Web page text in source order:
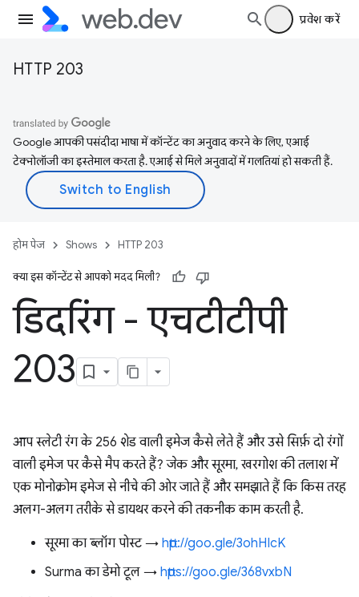
प्रवेश करें
HTTP 203
Google आपकी पसंदीदा भाषा में कॉन्टेंट का अनुवाद करने के लिए, एआई
टेक्नोलॉजी का इस्तेमाल करता है. एआई से मिले अनुवादों में गलतियां हो सकती हैं.
होम पेज Shows HTTP 203
क्या इस कॉन्टेंट से आपको मदद मिली?
डिदरिंग - एचटीटीपी
203
आप स्लेटी रंग के 256 शेड वाली इमेज कैसे लेते हैं और उसे सिर्फ़ दो रंगों
वाली इमेज पर कैसे मैप करते हैं? जेक और सूरमा, खरगोश की तलाश में
एक मोनोक्रोम इमेज से नीचे की ओर जाते हैं और समझाते हैं कि किस तरह
अलग-अलग तरीके से डायथर करने की तकनीक काम करती है.
सूरमा का ब्लॉग पोस्ट → http://goo.gle/3ohHIcK
Surma का डेमो टूल → https://goo.gle/368vxbN